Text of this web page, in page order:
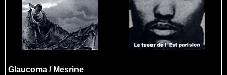
Glaucoma / Mesrine